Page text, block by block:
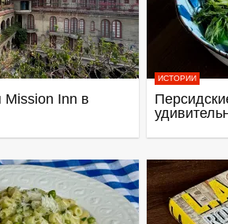
Mission Inn в
ИСТОРИИ